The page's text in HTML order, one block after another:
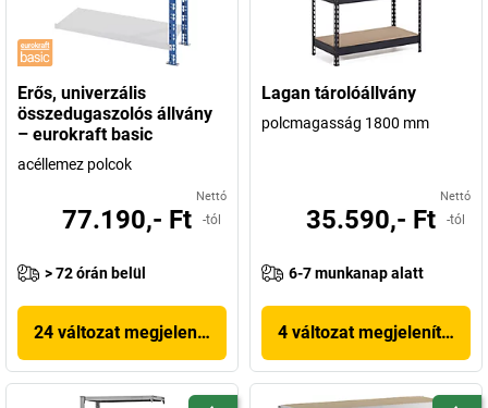
Erős, univerzális
összedugaszolós állvány
– eurokraft basic
acéllemez polcok
Nettó
77.190,- Ft -tól
> 72 órán belül
24 változat megjelenítése
Lagan tárolóállvány
polcmagasság 1800 mm
Nettó
35.590,- Ft -tól
6-7 munkanap alatt
4 változat megjelenítése